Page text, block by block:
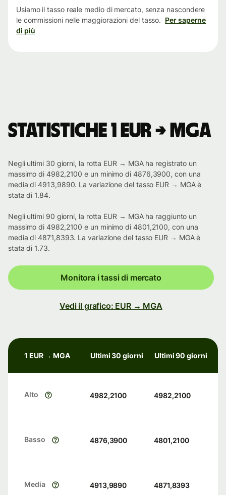
Usiamo il tasso reale medio di mercato, senza nascondere
le commissioni nelle maggiorazioni del tasso. Per saperne
di più
Statistiche 1 EUR → MGA
Negli ultimi 30 giorni, la rotta EUR → MGA ha registrato un
massimo di 4982,2100 e un minimo di 4876,3900, con una
media di 4913,9890. La variazione del tasso EUR → MGA è
stata di 1.84.
Negli ultimi 90 giorni, la rotta EUR → MGA ha raggiunto un
massimo di 4982,2100 e un minimo di 4801,2100, con una
media di 4871,8393. La variazione del tasso EUR → MGA è
stata di 1.73.
Monitora i tassi di mercato
Vedi il grafico: EUR → MGA
1 EUR → MGA Ultimi 30 giorni Ultimi 90 giorni
Alto 4982,2100 4982,2100
Basso 4876,3900 4801,2100
Media 4913,9890 4871,8393